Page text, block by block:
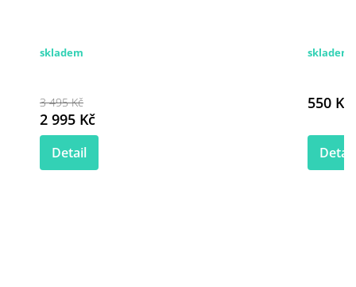
skladem
3 495 Kč
2 995 Kč
Detail
skladem
550 Kč
Detail